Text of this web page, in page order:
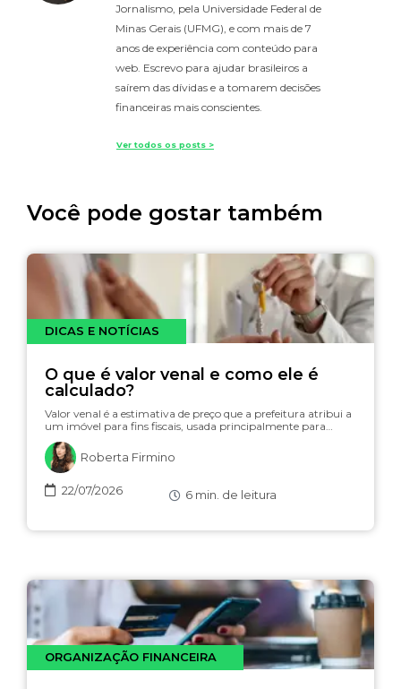
Jornalismo, pela Universidade Federal de
Minas Gerais (UFMG), e com mais de 7
anos de experiência com conteúdo para
web. Escrevo para ajudar brasileiros a
saírem das dívidas e a tomarem decisões
financeiras mais conscientes.
Ver todos os posts >
Você pode gostar também
DICAS E NOTÍCIAS
O que é valor venal e como ele é
calculado?
Valor venal é a estimativa de preço que a prefeitura atribui a
um imóvel para fins fiscais, usada principalmente para…
Roberta Firmino
22/07/2026 6 min. de leitura
ORGANIZAÇÃO FINANCEIRA